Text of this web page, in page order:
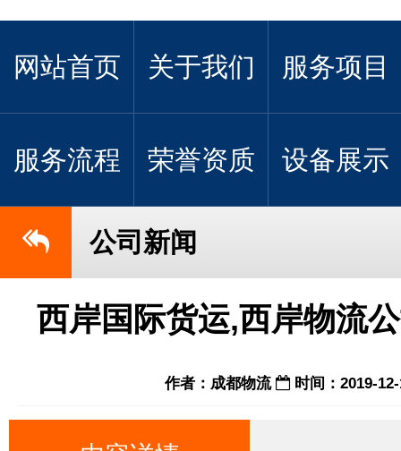
网站首页 关于我们 服务项目
服务流程 荣誉资质 设备展示
公司新闻
西岸国际货运,西岸物流
作者：成都物流 时间：2019-